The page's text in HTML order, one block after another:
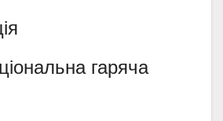
гаряча